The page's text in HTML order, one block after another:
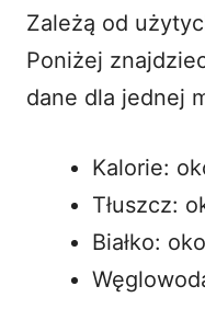
Zależą od
Poniżej
dane dla jednej
Kalorie:
Tłuszcz:
Białko: